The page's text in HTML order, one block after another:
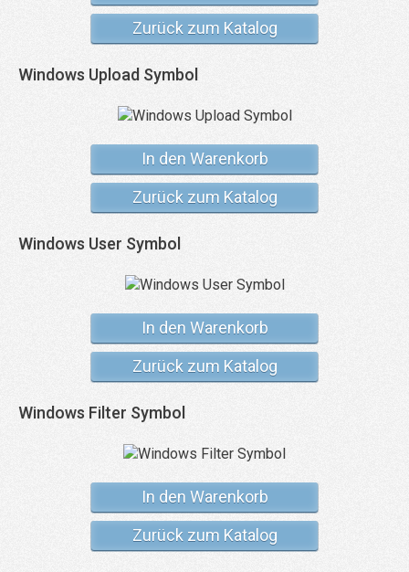
Zurück zum Katalog
Windows Upload Symbol
In den Warenkorb
Zurück zum Katalog
Windows User Symbol
In den Warenkorb
Zurück zum Katalog
Windows Filter Symbol
In den Warenkorb
Zurück zum Katalog